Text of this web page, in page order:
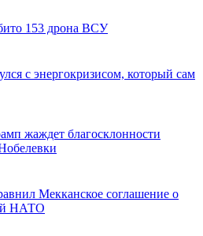
153 дрона ВСУ
с энергокризисом, который сам
жаждет благосклонности
Мекканское соглашение о
НАТО